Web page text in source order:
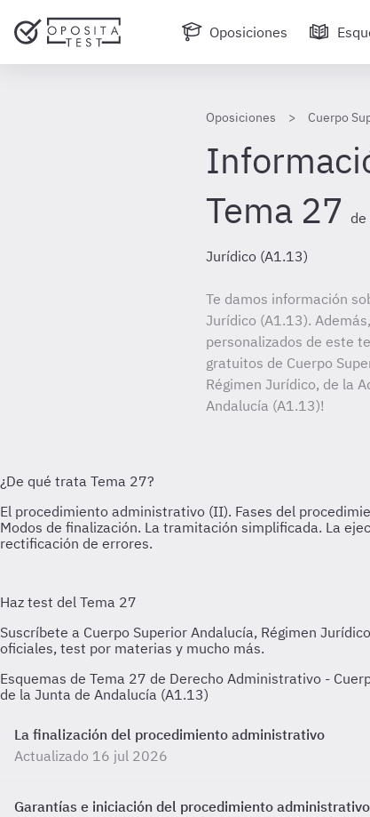
Oposiciones
Oposiciones Cuerpo
Tema 27 de
Jurídico (A1.13)
Te damos información
Jurídico (A1.13).
personalizados de este
gratuitos de Cuerpo
Régimen Jurídico, de la
Andalucía (A1.13)!
Esquemas de Tema 27 de Derecho Administrativo -
de la Junta de Andalucía (A1.13)
La finalización del procedimiento administrativo
Actualizado 16 jul 2026
Garantías e iniciación del procedimiento